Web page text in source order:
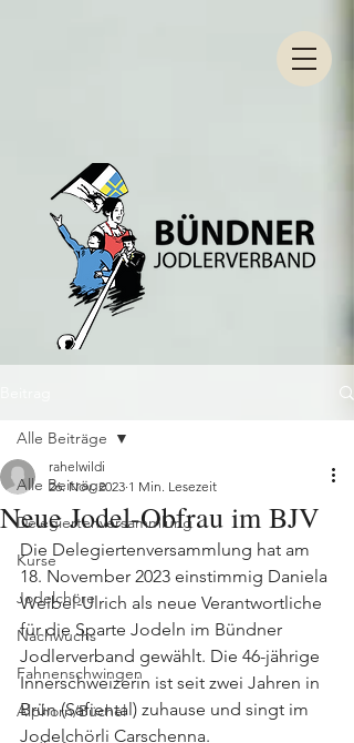
Alle Beiträge
Delegiertenversammlung
Kurse
Jodelchöre
Nachwuchs
Fahnenschwingen
Alphorn/Büchel
Alle Beiträge
Neue Jodel-Obfrau im BJV
rahelwildi
26. Nov. 2023 1 Min. Lesezeit
Die Delegiertenversammlung hat am
18. November 2023 einstimmig Daniela
Weibel-Ulrich als neue Verantwortliche
für die Sparte Jodeln im Bündner
Jodlerverband gewählt. Die 46-jährige
Innerschweizerin ist seit zwei Jahren in
Brün (Safiental) zuhause und singt im
Jodelchörli Carschenna.